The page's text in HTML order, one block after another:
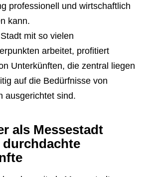
professionell und wirtschaftlich
kann.
mit so vielen
arbeitet, profitiert
Unterkünften, die zentral liegen
auf die Bedürfnisse von
ausgerichtet sind.
als Messestadt